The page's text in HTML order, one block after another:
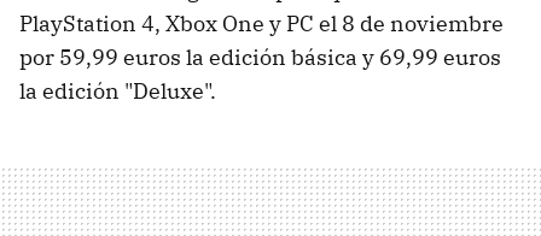
PlayStation 4, Xbox One y PC el 8 de noviembre
por 59,99 euros la edición básica y 69,99 euros
la edición "Deluxe".